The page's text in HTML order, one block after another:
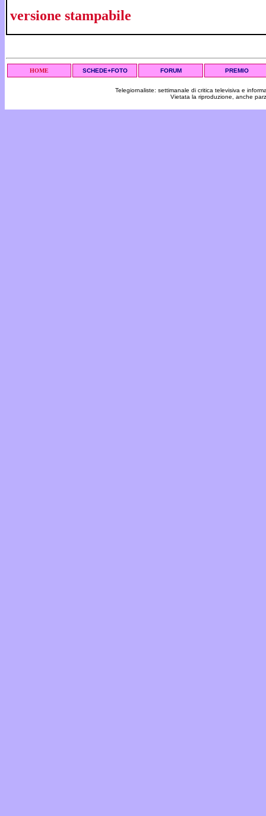
versione stampabile
HOME SCHEDE+FOTO FORUM PREMIO
Telegiornaliste: settimanale di critica televisiva e
Vietata la riproduzione, anche